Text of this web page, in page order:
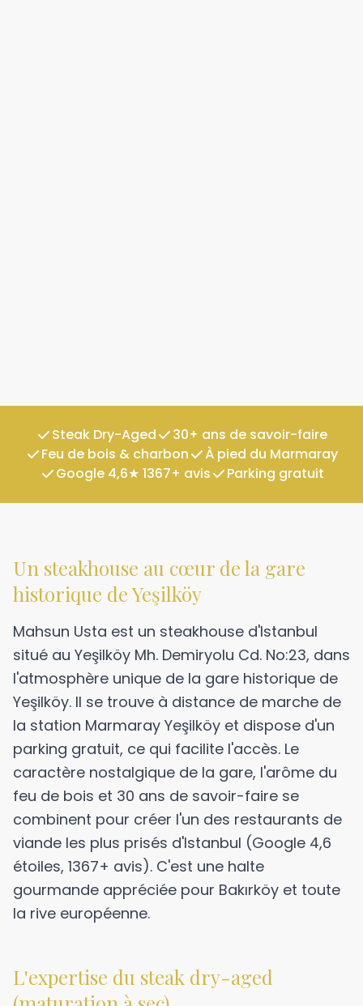
Steak Dry-Aged
30+ ans de savoir-faire
Feu de bois & charbon
À pied du Marmaray
Google 4,6★ 1367+ avis
Parking gratuit
Un steakhouse au cœur de la gare
historique de Yeşilköy
Mahsun Usta est un steakhouse d'Istanbul
situé au Yeşilköy Mh. Demiryolu Cd. No:23, dans
l'atmosphère unique de la gare historique de
Yeşilköy. Il se trouve à distance de marche de
la station Marmaray Yeşilköy et dispose d'un
parking gratuit, ce qui facilite l'accès. Le
caractère nostalgique de la gare, l'arôme du
feu de bois et 30 ans de savoir-faire se
combinent pour créer l'un des restaurants de
viande les plus prisés d'Istanbul (Google 4,6
étoiles, 1367+ avis). C'est une halte
gourmande appréciée pour Bakırköy et toute
la rive européenne.
L'expertise du steak dry-aged